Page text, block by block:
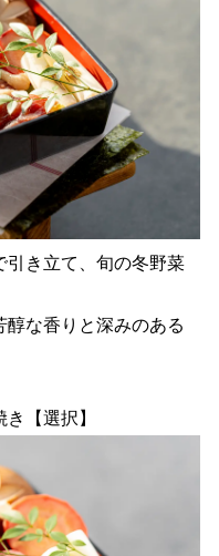
引き立て、旬の冬野菜
な香りと深みのある
【選択】